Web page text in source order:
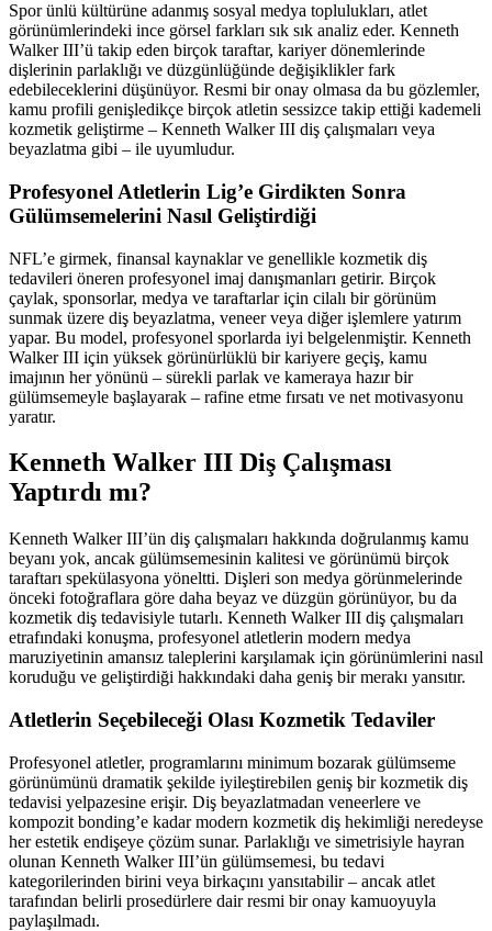
Spor ünlü kültürüne adanmış sosyal medya toplulukları, atlet
görünümlerindeki ince görsel farkları sık sık analiz eder. Kenneth
Walker III’ü takip eden birçok taraftar, kariyer dönemlerinde
dişlerinin parlaklığı ve düzgünlüğünde değişiklikler fark
edebileceklerini düşünüyor. Resmi bir onay olmasa da bu gözlemler,
kamu profili genişledikçe birçok atletin sessizce takip ettiği kademeli
kozmetik geliştirme – Kenneth Walker III diş çalışmaları veya
beyazlatma gibi – ile uyumludur.
Profesyonel Atletlerin Lig’e Girdikten Sonra
Gülümsemelerini Nasıl Geliştirdiği
NFL’e girmek, finansal kaynaklar ve genellikle kozmetik diş
tedavileri öneren profesyonel imaj danışmanları getirir. Birçok
çaylak, sponsorlar, medya ve taraftarlar için cilalı bir görünüm
sunmak üzere diş beyazlatma, veneer veya diğer işlemlere yatırım
yapar. Bu model, profesyonel sporlarda iyi belgelenmiştir. Kenneth
Walker III için yüksek görünürlüklü bir kariyere geçiş, kamu
imajının her yönünü – sürekli parlak ve kameraya hazır bir
gülümsemeyle başlayarak – rafine etme fırsatı ve net motivasyonu
yaratır.
Kenneth Walker III Diş Çalışması
Yaptırdı mı?
Kenneth Walker III’ün diş çalışmaları hakkında doğrulanmış kamu
beyanı yok, ancak gülümsemesinin kalitesi ve görünümü birçok
taraftarı spekülasyona yöneltti. Dişleri son medya görünmelerinde
önceki fotoğraflara göre daha beyaz ve düzgün görünüyor, bu da
kozmetik diş tedavisiyle tutarlı. Kenneth Walker III diş çalışmaları
etrafındaki konuşma, profesyonel atletlerin modern medya
maruziyetinin amansız taleplerini karşılamak için görünümlerini nasıl
koruduğu ve geliştirdiği hakkındaki daha geniş bir merakı yansıtır.
Atletlerin Seçebileceği Olası Kozmetik Tedaviler
Profesyonel atletler, programlarını minimum bozarak gülümseme
görünümünü dramatik şekilde iyileştirebilen geniş bir kozmetik diş
tedavisi yelpazesine erişir. Diş beyazlatmadan veneerlere ve
kompozit bonding’e kadar modern kozmetik diş hekimliği neredeyse
her estetik endişeye çözüm sunar. Parlaklığı ve simetrisiyle hayran
olunan Kenneth Walker III’ün gülümsemesi, bu tedavi
kategorilerinden birini veya birkaçını yansıtabilir – ancak atlet
tarafından belirli prosedürlere dair resmi bir onay kamuoyuyla
paylaşılmadı.